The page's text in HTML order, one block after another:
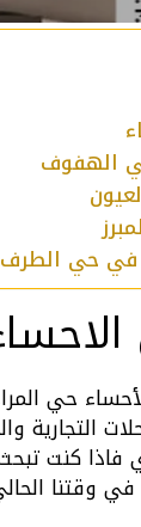
الهفوف
في حي الطرف
حي
التجارية
فاذا كنت
في وقتنا